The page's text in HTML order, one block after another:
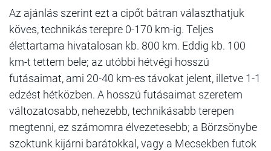
Az ajánlás szerint ezt a cipőt bátran választhatjuk
köves, technikás terepre 0-170 km-ig. Teljes
élettartama hivatalosan kb. 800 km. Eddig kb. 100
km-t tettem bele; az utóbbi hétvégi hosszú
futásaimat, ami 20-40 km-es távokat jelent, illetve 1-1
edzést hétközben. A hosszú futásaimat szeretem
változatosabb, nehezebb, technikásabb terepen
megtenni, ez számomra élvezetesebb; a Börzsönybe
szoktunk kijárni barátokkal, vagy a Mecsekben futok